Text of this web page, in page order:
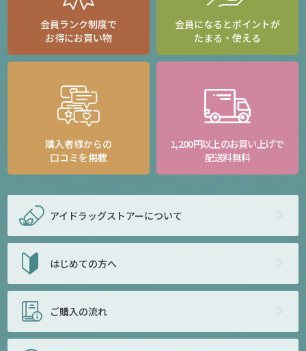
会員ランク制度で
お得にお買い物
会員になるとポイントが
たまる・使える
購入者様からの
口コミを掲載
1,200円以上のお買い上げで
配送料無料
アイドラッグストアーについて
はじめての方へ
ご購入の流れ